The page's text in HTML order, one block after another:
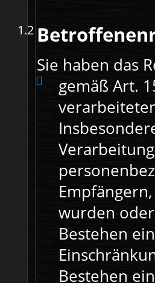
Sie haben das
gemäß Art.
wurden
Bestehen
Bestehen